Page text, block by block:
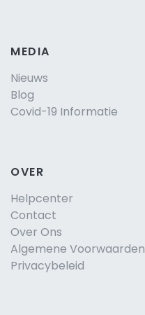
MEDIA
Nieuws
Blog
Covid-19 Informatie
OVER
Helpcenter
Contact
Over Ons
Algemene Voorwaarden
Privacybeleid